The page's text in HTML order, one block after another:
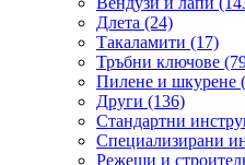
Длета (24)
Такаламити (17)
Тръбни ключове
Пилене и шкурене
Други (136)
Стандартни
Специализирани
Режещи и